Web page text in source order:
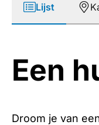
Lijst
Een
Droom je van